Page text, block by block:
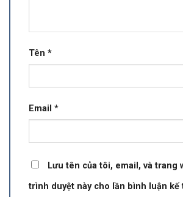
Tên *
Email *
Lưu tên của tôi, email, và trang
trình duyệt này cho lần bình luận kế